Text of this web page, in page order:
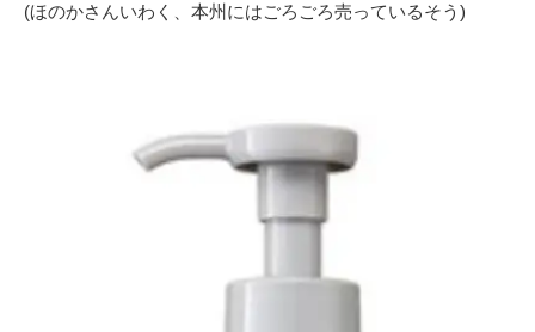
(ほのかさんいわく、本州にはごろごろ売っているそう)